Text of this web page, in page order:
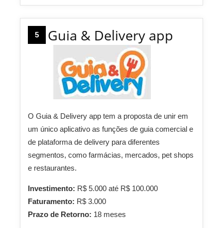
5 Guia & Delivery app
O Guia & Delivery app tem a proposta de unir em
um único aplicativo as funções de guia comercial e
de plataforma de delivery para diferentes
segmentos, como farmácias, mercados, pet shops
e restaurantes.
Investimento: R$ 5.000 até R$ 100.000
Faturamento: R$ 3.000
Prazo de Retorno: 18 meses